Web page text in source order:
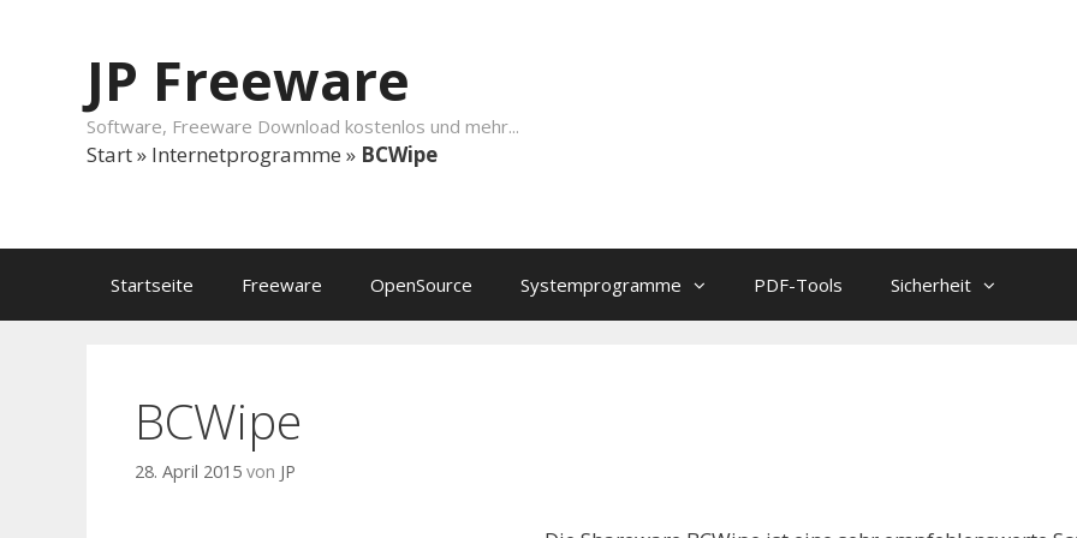
JP Freeware
Software, Freeware Download kostenlos und mehr...
Start» Internetprogramme » BCWipe
Startseite Freeware OpenSource Systemprogramme PDF-Tools Sicherheit
BCWipe
28. April 2015 von JP